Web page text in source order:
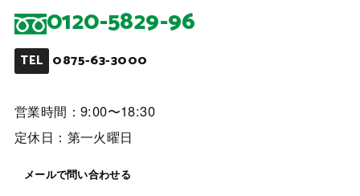
0120-5829-96
TEL 0875-63-3000
営業時間：9:00〜18:30
定休日：第一火曜日
メールで問い合わせる